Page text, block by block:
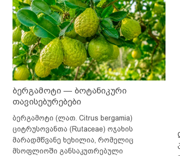
ბერგამოტი — ბოტანიკური
თავისებურებები
ბერგამოტი (ლათ. Citrus bergamia)
ციტრუსოვანთა (Rutaceae) ოჯახის
მარადმწვანე ხეხილია, რომელიც
მსოფლიოში განსაკუთრებული